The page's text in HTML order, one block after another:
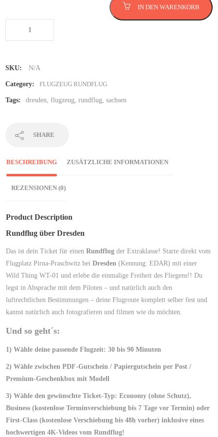
IN DEN WARENKORB
SKU: N/A
Category: FLUGZEUG RUNDFLUG
Tags: dresden,flugzeug,rundflug,sachsen
SHARE
BESCHREIBUNG ZUSÄTZLICHE INFORMATIONEN
REZENSIONEN (0)
Product Description
Rundflug über Dresden
Das ist dein Ticket für einenRundflug der Extraklasse! Starte direkt vom
Flugplatz Pirna-Praschwitz beiDresden (Kennung: EDAR) mit einer
Wild Thing WT-01 und erlebe die einmalige Freiheit des Fliegens!! Du
legst in Absprache mit dem Piloten – und natürlich auch den
luftrechtlichen Bestimmungen – deine Flugroute komplett selber fest und
kannst natürlich auch fotografieren und filmen wie du möchten.
Und so geht´s:
1) Wähle deine passende Flugzeit: 30 bis 90 Minuten
2) Wähle zwischen PDF-Gutschein / Papiergutschein per Post /
Premium-Geschenkbox mit Modell
3) Wähle den gewünschte Ticket-Typ: Economy (ohne Schutz),
Business (kostenlose Terminverschiebung bis 7 Tage vor Termin) oder
First-Class (kostenlose Verschiebung bis 48h vorher) inklusive eines
hochwertigen 4K-Videos vom Rundflug!